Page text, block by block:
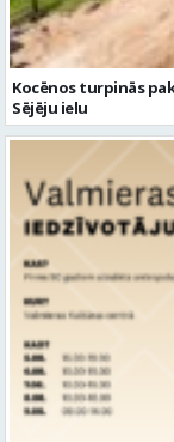
Kocēnos turpinās
Sējēju ielu